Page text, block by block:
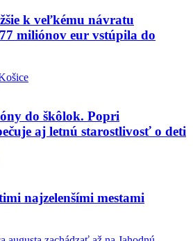
k veľkému návratu
miliónov eur vstúpila do
do škôlok. Popri
aj letnú starostlivosť o deti
najzelenšími mestami